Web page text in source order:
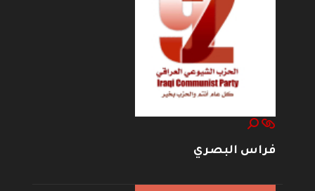
فراس البصري